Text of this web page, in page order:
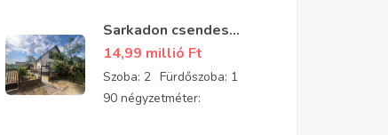
Sarkadon csendes
aszfaltozott utcában 2
szobás, tégla építésű,
jó állapotú
padlásszobás ház eladó
14,99 millió Ft
Szoba: 2 Fürdőszoba: 1
90 négyzetméter: